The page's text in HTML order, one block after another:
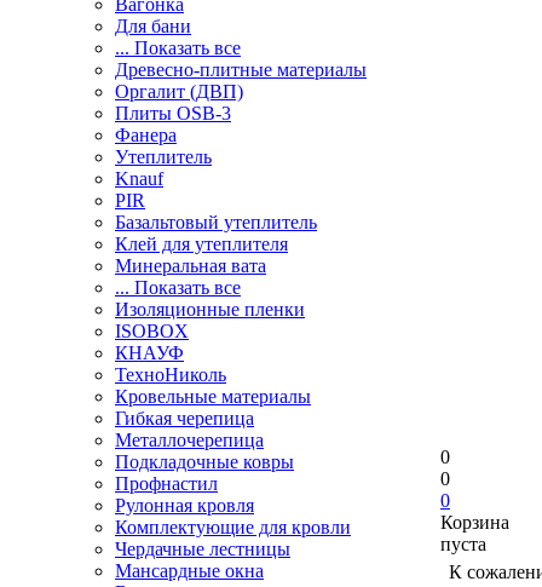
Вагонка
Для бани
... Показать все
Древесно-плитные материалы
Оргалит (ДВП)
Плиты OSB-3
Фанера
Утеплитель
Knauf
PIR
Базальтовый утеплитель
Клей для утеплителя
Минеральная вата
... Показать все
Изоляционные пленки
ISOBOX
КНАУФ
ТехноНиколь
Кровельные материалы
Гибкая черепица
Металлочерепица
Подкладочные ковры
Профнастил
Рулонная кровля
Комплектующие для кровли
Чердачные лестницы
Мансардные окна
0
0
0
Корзина
пуста
К